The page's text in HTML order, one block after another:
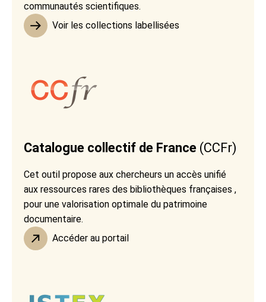
communautés scientifiques.
Voir les collections labellisées
Catalogue collectif de France (CCFr)
Cet outil propose aux chercheurs un accès unifié
aux ressources rares des bibliothèques françaises ,
pour une valorisation optimale du patrimoine
documentaire.
Accéder au portail